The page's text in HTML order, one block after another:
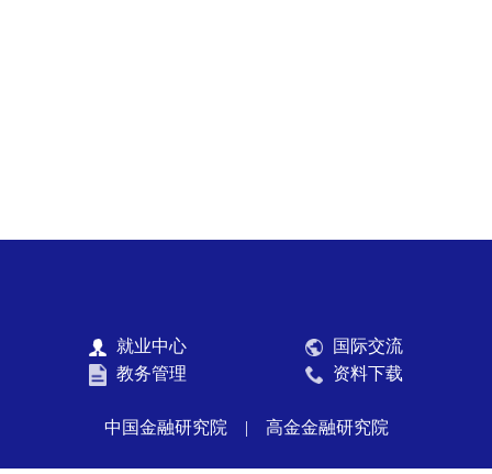
就业中心
国际交流
教务管理
资料下载
中国金融研究院 | 高金金融研究院